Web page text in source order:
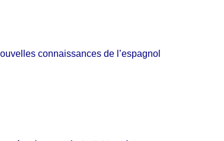
connaissances de l’espagnol